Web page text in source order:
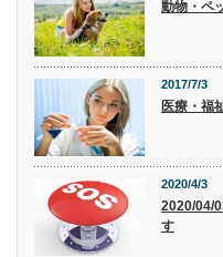
動物・ペ
2017/7/3
医療・福
2020/4/3
2020/04/
す